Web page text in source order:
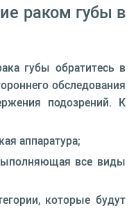
раком губы в
губы обратитесь в
обследования
подозрений. К
аппаратура;
все виды
которые будут